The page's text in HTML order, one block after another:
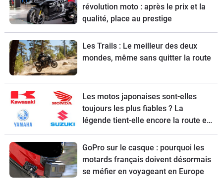
révolution moto : après le prix et la
qualité, place au prestige
Les Trails : Le meilleur des deux
mondes, même sans quitter la route
Les motos japonaises sont-elles
toujours les plus fiables ? La
légende tient-elle encore la route en
2026 ?
GoPro sur le casque : pourquoi les
motards français doivent désormais
se méfier en voyageant en Europe